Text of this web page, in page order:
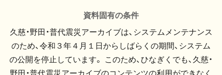
資料固有の条件
久慈・野田・普代震災アーカイブは、システムメンテナンス
のため、令和３年４月１日からしばらくの期間、システム
の公開を停止しています。 このため、ひなぎくでも、久慈・